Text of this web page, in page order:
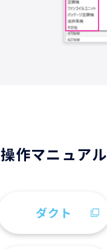
操作マニュアル
ダクト